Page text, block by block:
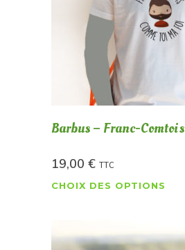
Barbus – Franc-Comtois
19,00 € TTC
CHOIX DES OPTIONS